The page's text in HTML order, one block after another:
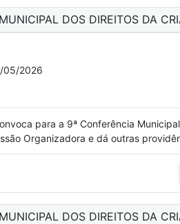
MUNICIPAL DOS DIREITOS DA
05/2026
para a 9ª Conferência
Organizadora e dá outras
MUNICIPAL DOS DIREITOS DA